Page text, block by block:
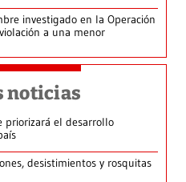
investigado en la Operación
a una menor
noticias
priorizará el desarrollo
desistimientos y rosquitas